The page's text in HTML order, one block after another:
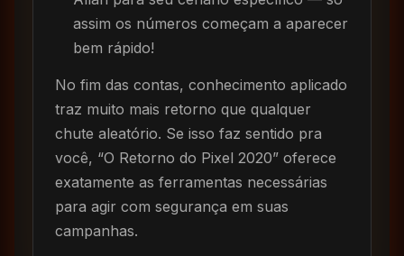
assim os números começam a aparecer
bem rápido!
No fim das contas, conhecimento aplicado
traz muito mais retorno que qualquer
chute aleatório. Se isso faz sentido pra
você, “O Retorno do Pixel 2020” oferece
exatamente as ferramentas necessárias
para agir com segurança em suas
campanhas.